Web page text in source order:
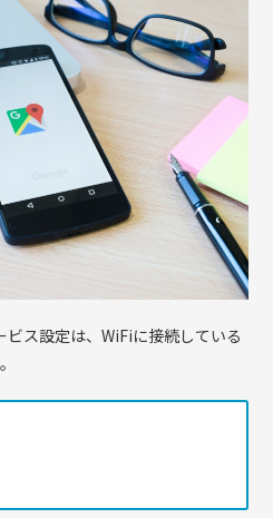
ス設定は、WiFiに接続している